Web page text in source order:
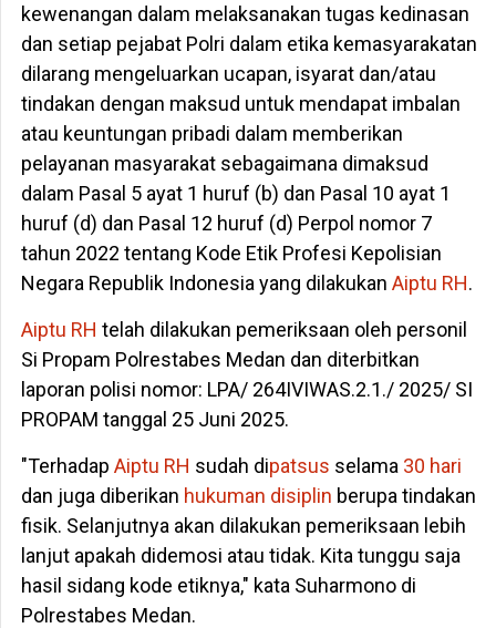
kewenangan dalam melaksanakan tugas kedinasan
dan setiap pejabat Polri dalam etika kemasyarakatan
dilarang mengeluarkan ucapan, isyarat dan/atau
tindakan dengan maksud untuk mendapat imbalan
atau keuntungan pribadi dalam memberikan
pelayanan masyarakat sebagaimana dimaksud
dalam Pasal 5 ayat 1 huruf (b) dan Pasal 10 ayat 1
huruf (d) dan Pasal 12 huruf (d) Perpol nomor 7
tahun 2022 tentang Kode Etik Profesi Kepolisian
Negara Republik Indonesia yang dilakukan Aiptu RH.
Aiptu RH telah dilakukan pemeriksaan oleh personil
Si Propam Polrestabes Medan dan diterbitkan
laporan polisi nomor: LPA/ 264IVIWAS.2.1./ 2025/ SI
PROPAM tanggal 25 Juni 2025.
"Terhadap Aiptu RH sudah dipatsus selama 30 hari
dan juga diberikan hukuman disiplin berupa tindakan
fisik. Selanjutnya akan dilakukan pemeriksaan lebih
lanjut apakah didemosi atau tidak. Kita tunggu saja
hasil sidang kode etiknya," kata Suharmono di
Polrestabes Medan.